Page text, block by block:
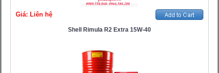
Giá: Liên hệ
Shell Rimula R2 Extra 15W-40